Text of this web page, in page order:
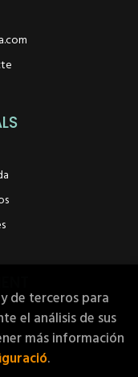
de terceros para
el análisis de sus
más información
.